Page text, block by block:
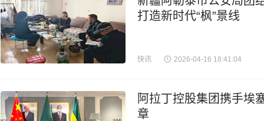
打造新时代“枫”景线
快讯 2026-04-16 18:41:04
阿拉丁控股集团携手埃
章